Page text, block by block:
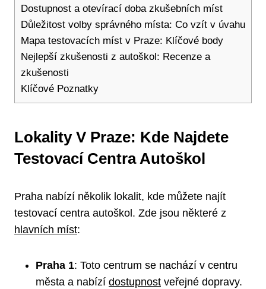
Dostupnost a otevírací doba zkušebních míst
Důležitost volby správného místa: Co vzít v úvahu
Mapa testovacích míst v Praze: Klíčové body
Nejlepší zkušenosti z autoškol: Recenze a
zkušenosti
Klíčové Poznatky
Lokality V Praze: Kde Najdete
Testovací Centra Autoškol
Praha nabízí několik lokalit, kde můžete najít
testovací centra autoškol. Zde jsou některé z
hlavních míst:
Praha 1: Toto centrum se nachází v centru
města a nabízí dostupnost veřejné dopravy.